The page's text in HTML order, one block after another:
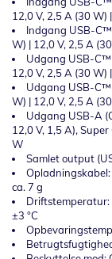
12,0 V, 2,5 A (30 W)
Indgang USB-
W) | 12,0 V, 2,5 A
Udgang USB-C™
12,0 V, 2,5 A (30 W)
Udgang USB-
W) | 12,0 V, 2,5 A
Udgang USB-A
12,0 V, 1,5 A),
W
Samlet output
ca. 7 g
Driftstemperatur:
±3 °C